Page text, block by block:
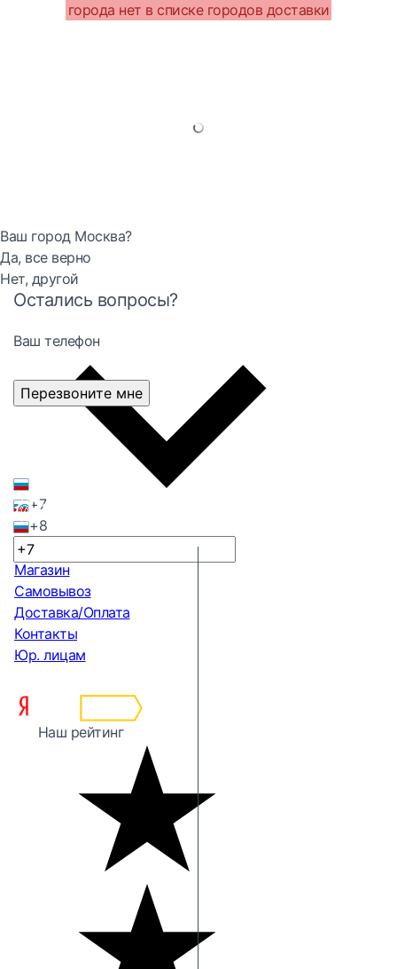
города нет в списке городов доставки
Ваш город Москва?
Да, все верно
Нет, другой
Остались вопросы?
Ваш телефон
+7
+8
Перезвоните мне
Магазин
Самовывоз
Доставка/Оплата
Контакты
Юр. лицам
Наш рейтинг